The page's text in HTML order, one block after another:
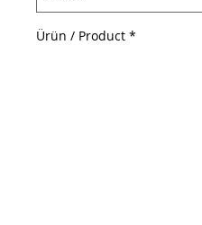
Ürün / Product *